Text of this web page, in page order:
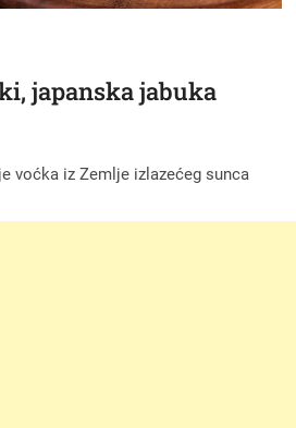
japanska jabuka
voćka iz Zemlje izlazećeg sunca